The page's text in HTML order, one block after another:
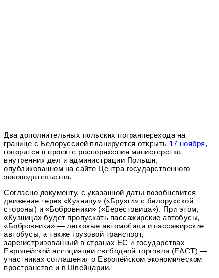
Два дополнительных польских погранперехода на
границе с Белоруссией планируется открыть 17 ноября,
говорится в проекте распоряжения министерства
внутренних дел и администрации Польши,
опубликованном на сайте Центра государственного
законодательства.
Согласно документу, с указанной даты возобновится
движение через «Кузницу» («Брузги» с белорусской
стороны) и «Бобровники» («Берестовица»). При этом,
«Кузница» будет пропускать пассажирские автобусы,
«Бобровники» — легковые автомобили и пассажирские
автобусы, а также грузовой транспорт,
зарегистрированный в странах ЕС и государствах
Европейской ассоциации свободной торговли (ЕАСТ) —
участниках соглашения о Европейском экономическом
пространстве и в Швейцарии.